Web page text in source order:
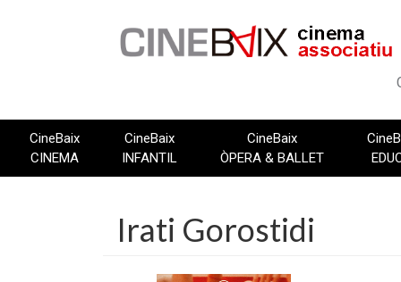
CineBaix
CINEMA
CineBaix
INFANTIL
CineBaix
ÒPERA & BALLET
Irati Gorostidi